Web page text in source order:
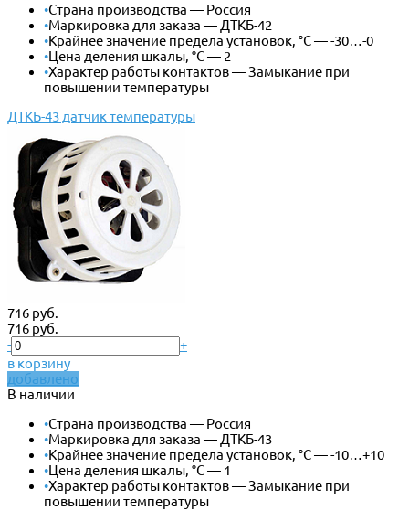
•Страна производства — Россия
•Маркировка для заказа — ДТКБ-42
•Крайнее значение предела установок, °С — -30…-0
•Цена деления шкалы, °С — 2
•Характер работы контактов — Замыкание при
повышении температуры
ДТКБ-43 датчик температуры
716 руб.
716 руб.
-
+
в корзину
добавлено
В наличии
•Страна производства — Россия
•Маркировка для заказа — ДТКБ-43
•Крайнее значение предела установок, °С — -10…+10
•Цена деления шкалы, °С — 1
•Характер работы контактов — Замыкание при
повышении температуры